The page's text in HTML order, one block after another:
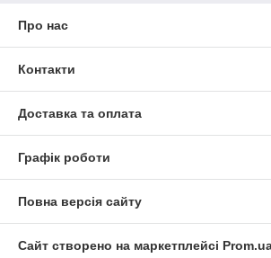
Про нас
Контакти
Доставка та оплата
Графік роботи
Повна версія сайту
Сайт створено на маркетплейсі